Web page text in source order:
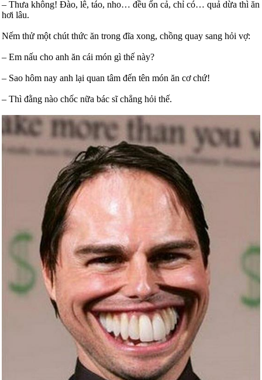
– Thưa không! Đào, lê, táo, nho… đều ổn cả, chỉ có… quả dừa thì ăn
hơi lâu.
Nếm thử một chút thức ăn trong đĩa xong, chồng quay sang hỏi vợ:
– Em nấu cho anh ăn cái món gì thế này?
– Sao hôm nay anh lại quan tâm đến tên món ăn cơ chứ!
– Thì đằng nào chốc nữa bác sĩ chẳng hỏi thế.